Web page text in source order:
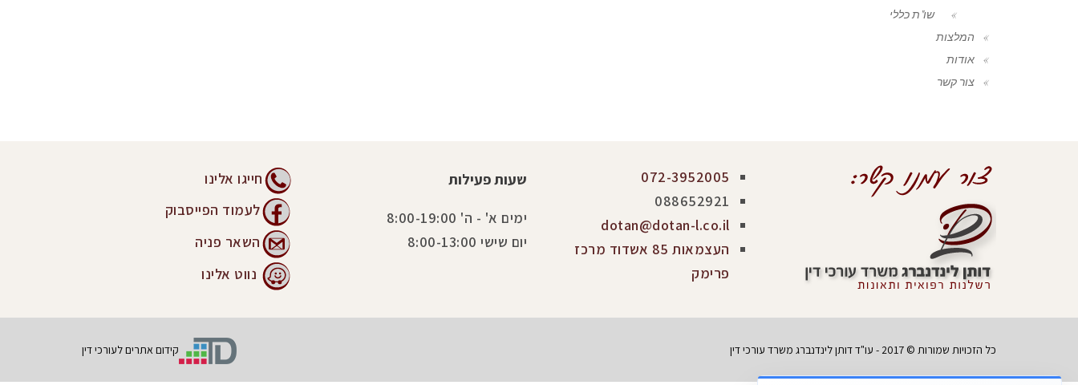
שו"ת כללי
המלצות
אודות
צור קשר
072-3952005
088652921
dotan@dotan-l.co.il
העצמאות 85 אשדוד מרכז
פרימק
שעות פעילות
ימים א' - ה' 8:00-19:00
יום שישי 8:00-13:00
חייגו אלינו
לעמוד הפייסבוק
השאר פניה
נווט אלינו
קידום אתרים לעורכי דין כל הזכויות שמורות © 2017 - עו"ד דותן לינדנברג משרד עורכי דין